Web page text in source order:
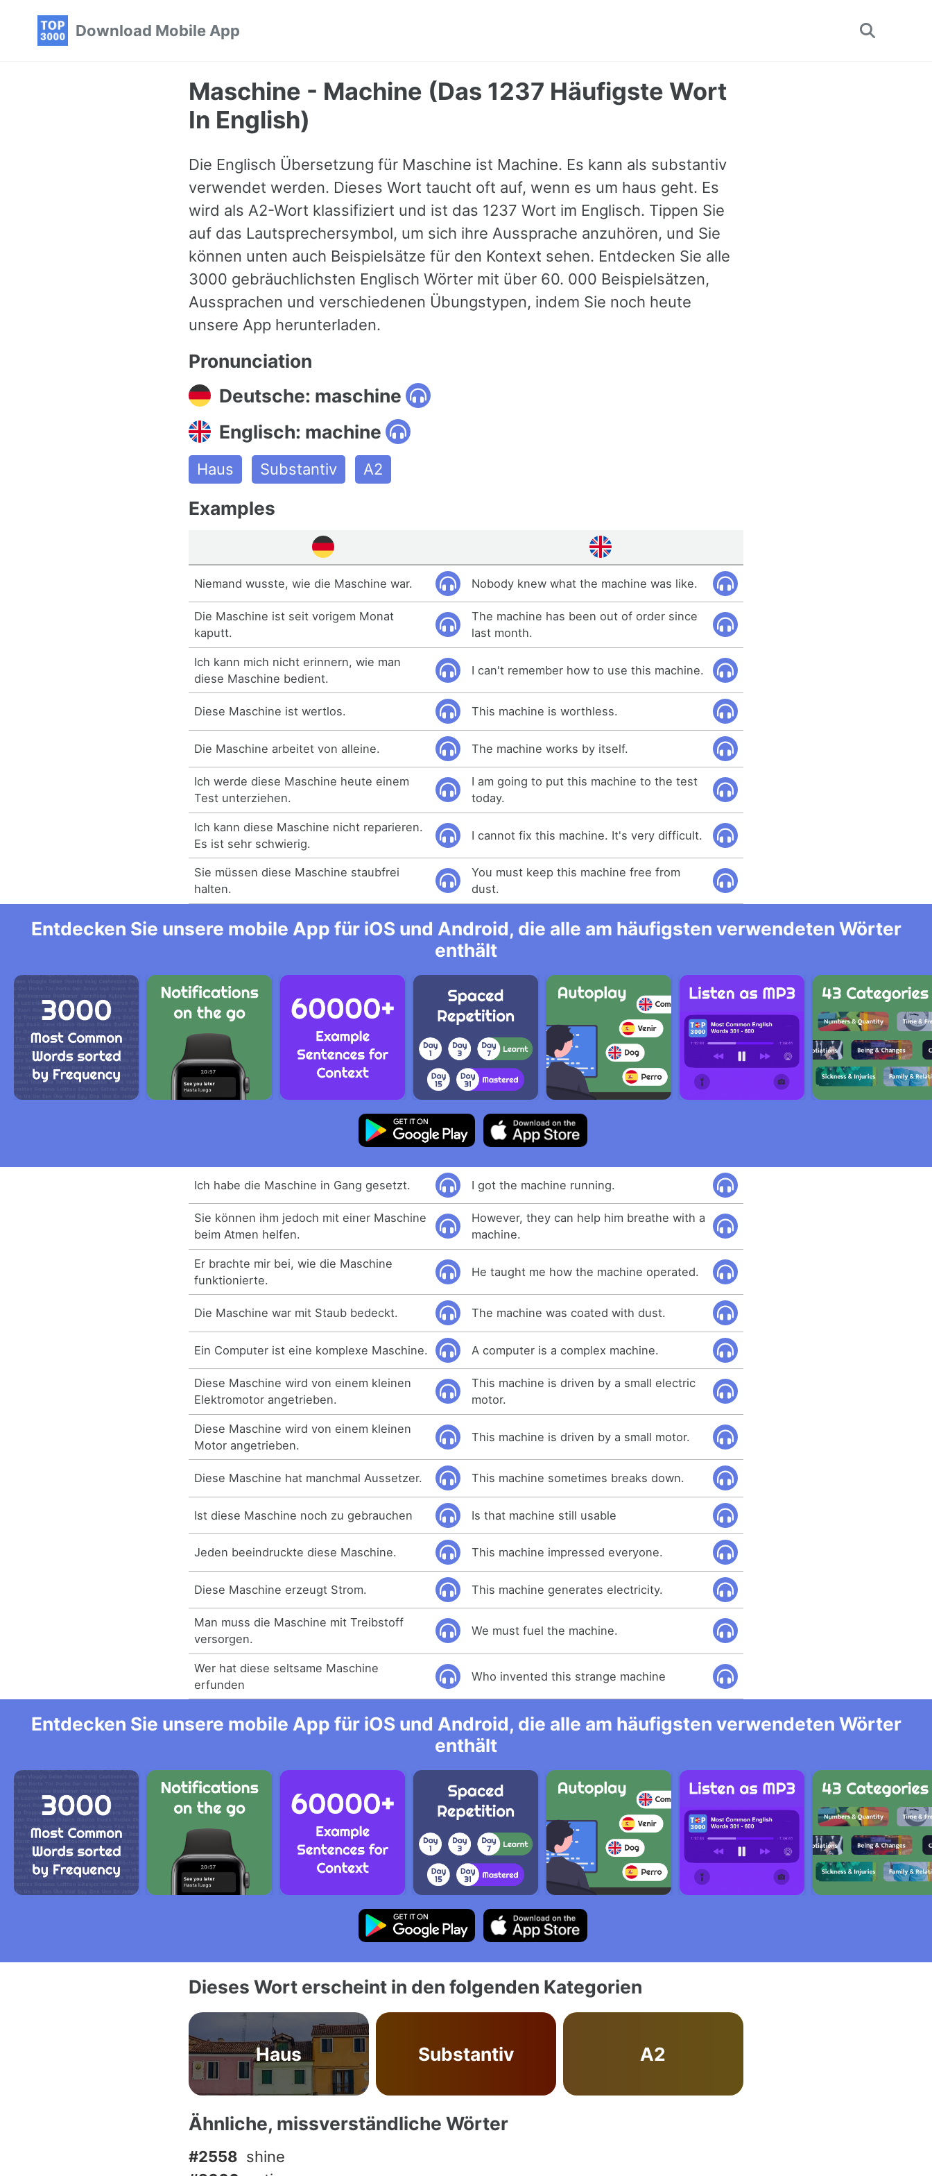
Download Mobile App
Toggle
Maschine - Machine (Das 1237 Häufigste Wort
In English)
Die Englisch Übersetzung für Maschine ist Machine. Es kann als substantiv
verwendet werden. Dieses Wort taucht oft auf, wenn es um haus geht. Es
wird als A2-Wort klassifiziert und ist das 1237 Wort im Englisch. Tippen Sie
auf das Lautsprechersymbol, um sich ihre Aussprache anzuhören, und Sie
können unten auch Beispielsätze für den Kontext sehen. Entdecken Sie alle
3000 gebräuchlichsten Englisch Wörter mit über 60. 000 Beispielsätzen,
Aussprachen und verschiedenen Übungstypen, indem Sie noch heute
unsere App herunterladen.
Pronunciation
Deutsche: maschine
Englisch: machine
Haus Substantiv A2
Examples
Niemand wusste, wie die Maschine war. Nobody knew what the machine was like.
Die Maschine ist seit vorigem Monat
kaputt.
The machine has been out of order since
last month.
Ich kann mich nicht erinnern, wie man
diese Maschine bedient.
I can't remember how to use this machine.
Diese Maschine ist wertlos. This machine is worthless.
Die Maschine arbeitet von alleine. The machine works by itself.
Ich werde diese Maschine heute einem
Test unterziehen.
I am going to put this machine to the test
today.
Ich kann diese Maschine nicht reparieren.
Es ist sehr schwierig.
I cannot fix this machine. It's very difficult.
Sie müssen diese Maschine staubfrei
halten.
You must keep this machine free from
dust.
Entdecken Sie unsere mobile App für iOS und Android, die alle am häufigsten verwendeten Wörter
enthält
Ich habe die Maschine in Gang gesetzt. I got the machine running.
Sie können ihm jedoch mit einer Maschine
beim Atmen helfen.
However, they can help him breathe with a
machine.
Er brachte mir bei, wie die Maschine
funktionierte.
He taught me how the machine operated.
Die Maschine war mit Staub bedeckt. The machine was coated with dust.
Ein Computer ist eine komplexe Maschine. A computer is a complex machine.
Diese Maschine wird von einem kleinen
Elektromotor angetrieben.
This machine is driven by a small electric
motor.
Diese Maschine wird von einem kleinen
Motor angetrieben.
This machine is driven by a small motor.
Diese Maschine hat manchmal Aussetzer. This machine sometimes breaks down.
Ist diese Maschine noch zu gebrauchen Is that machine still usable
Jeden beeindruckte diese Maschine. This machine impressed everyone.
Diese Maschine erzeugt Strom. This machine generates electricity.
Man muss die Maschine mit Treibstoff
versorgen.
We must fuel the machine.
Wer hat diese seltsame Maschine
erfunden
Who invented this strange machine
Entdecken Sie unsere mobile App für iOS und Android, die alle am häufigsten verwendeten Wörter
enthält
Dieses Wort erscheint in den folgenden Kategorien
Haus Substantiv A2
Ähnliche, missverständliche Wörter
#2558 shine